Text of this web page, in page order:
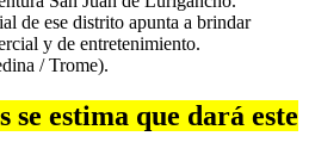
de ese distrito apunta a brindar
y de entretenimiento.
/ Trome).
se estima que dará este